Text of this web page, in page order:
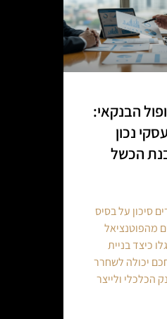
הבנקאי:
נכון
הכשל
סיכון על בסיס
מהפוטנציאל
כיצד בניית
יכולה לשחרר
ולייצר